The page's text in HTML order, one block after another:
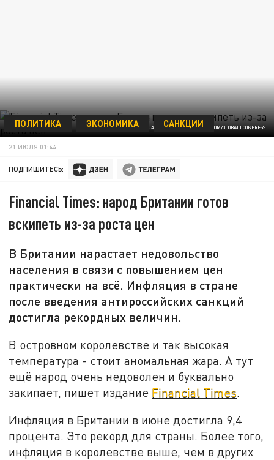
JACK KURTZ/ZUMAPRESS.COM/GLOBALLOOKPRESS
ПОЛИТИКА ЭКОНОМИКА САНКЦИИ
21 ИЮЛЯ 01:44
ПОДПИШИТЕСЬ:
Financial Times: народ Британии готов
вскипеть из-за роста цен
В Британии нарастает недовольство
населения в связи с повышением цен
практически на всё. Инфляция в стране
после введения антироссийских санкций
достигла рекордных величин.
В островном королевстве и так высокая
температура - стоит аномальная жара. А тут
ещё народ очень недоволен и буквально
закипает, пишет издание Financial Times.
Инфляция в Британии в июне достигла 9,4
процента. Это рекорд для страны. Более того,
инфляция в королевстве выше, чем в других